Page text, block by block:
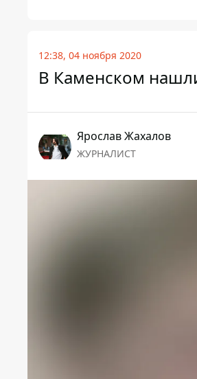
12:38, 04 ноября 2020
В Каменском
Ярослав Жахалов
ЖУРНАЛИСТ